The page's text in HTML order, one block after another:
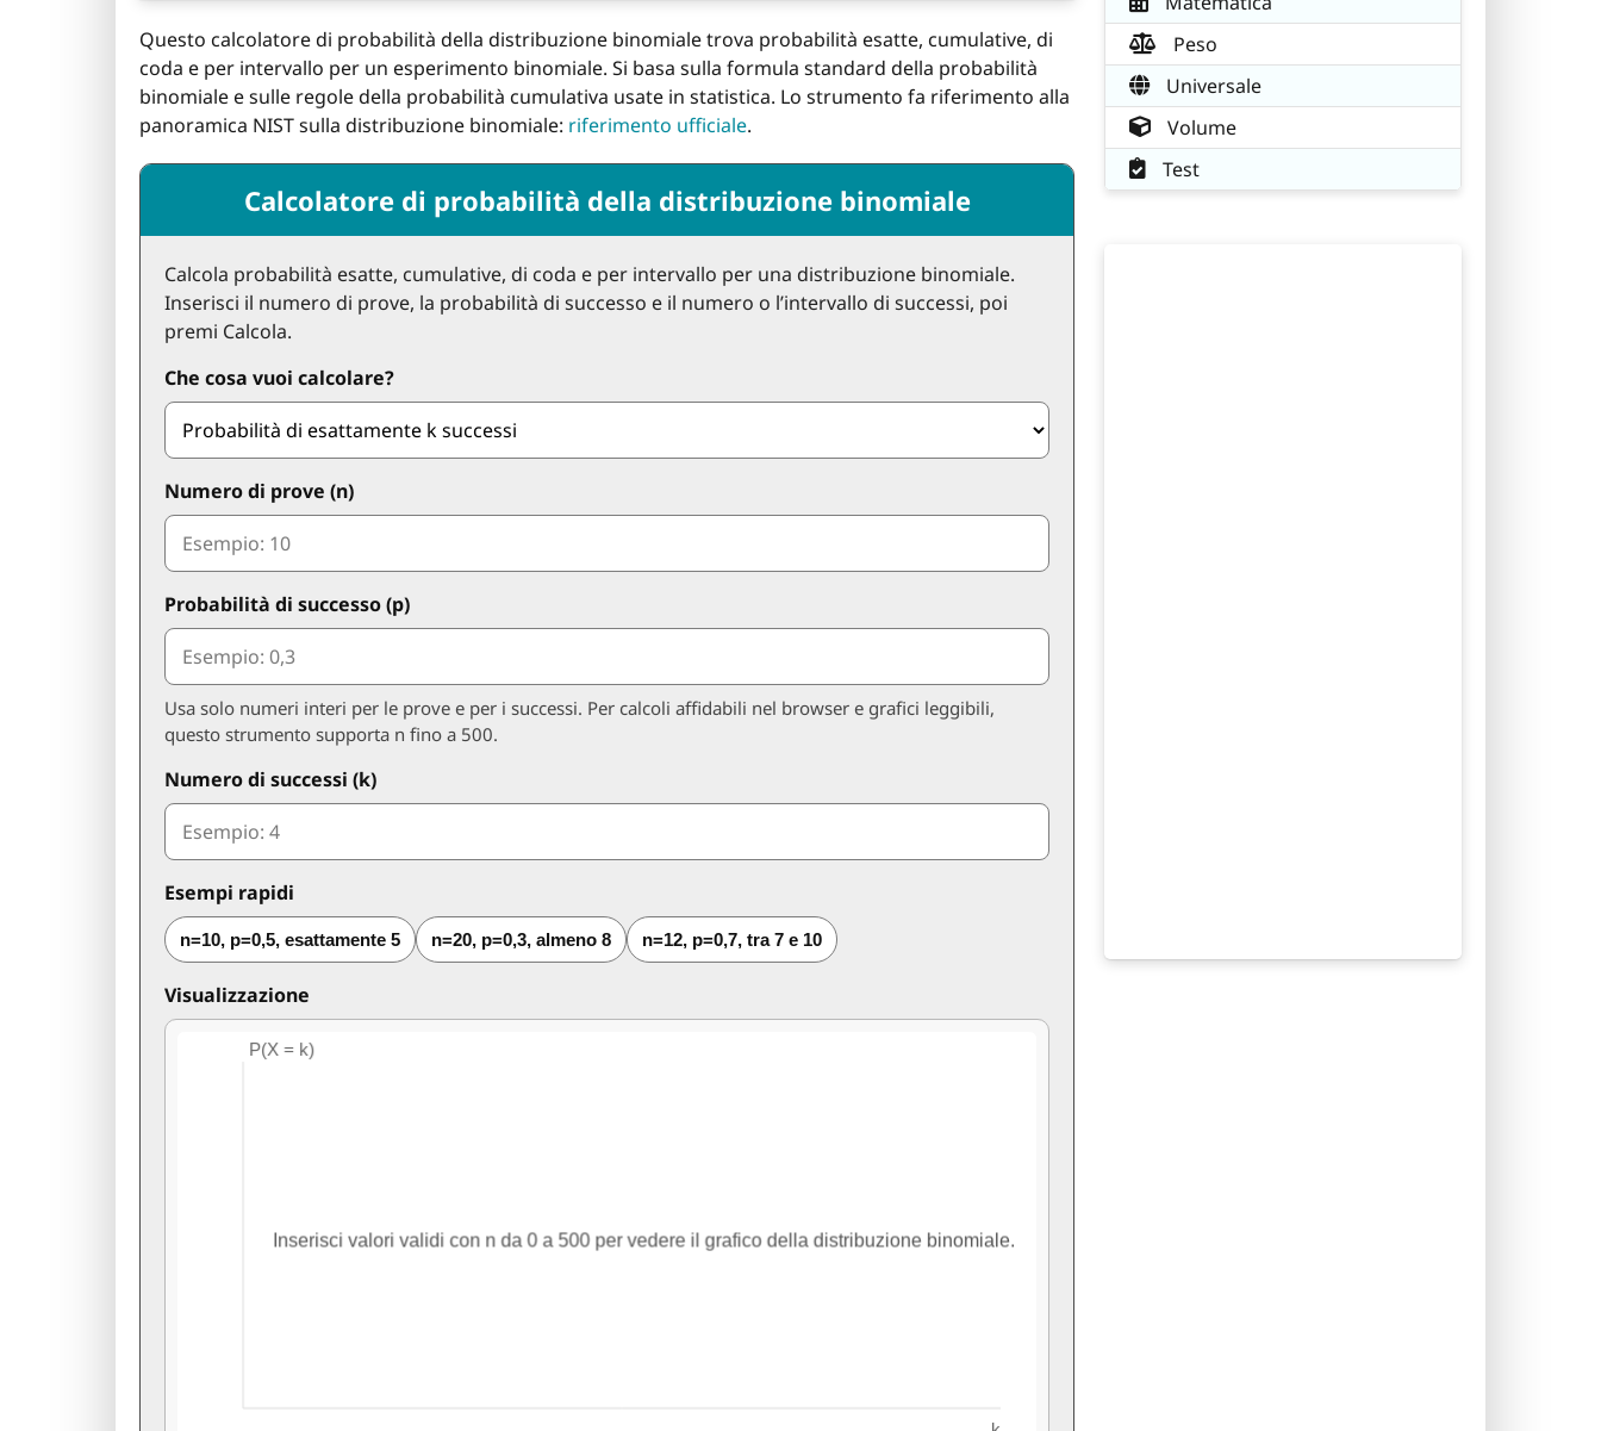
Questo calcolatore di probabilità della distribuzione binomiale trova probabilità esatte, cumulative, di
coda e per intervallo per un esperimento binomiale. Si basa sulla formula standard della probabilità
binomiale e sulle regole della probabilità cumulativa usate in statistica. Lo strumento fa riferimento alla
panoramica NIST sulla distribuzione binomiale: riferimento ufficiale.
Calcolatore di probabilità della distribuzione binomiale
Calcola probabilità esatte, cumulative, di coda e per intervallo per una distribuzione binomiale.
Inserisci il numero di prove, la probabilità di successo e il numero o l’intervallo di successi, poi
premi Calcola.
Che cosa vuoi calcolare?
Numero di prove (n)
Probabilità di successo (p)
Usa solo numeri interi per le prove e per i successi. Per calcoli affidabili nel browser e grafici leggibili,
questo strumento supporta n fino a 500.
Numero di successi (k)
Esempi rapidi
n=10, p=0,5, esattamente 5 n=20, p=0,3, almeno 8 n=12, p=0,7, tra 7 e 10
Visualizzazione
Peso
Universale
Volume
Test